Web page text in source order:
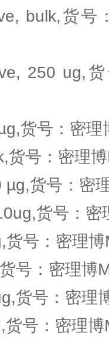
bulk,货号
250 ug,
货号：密理
货号：密理
货号：密
货号：密
号：密理
号：密理博
货号：密理
货号：密理